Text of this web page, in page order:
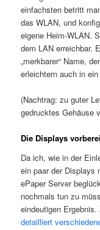
einfachsten betritt
das WLAN, und
eigene Heim-WLAN.
dem LAN erreichbar.
„merkbarer“ Name,
erleichtern auch in
(Nachtrag: zu guter
gedrucktes Gehäuse
Die Displays
Da ich, wie in der
ein paar der Displays
ePaper Server
nochmals tun zu
eindeutigen
detailliert